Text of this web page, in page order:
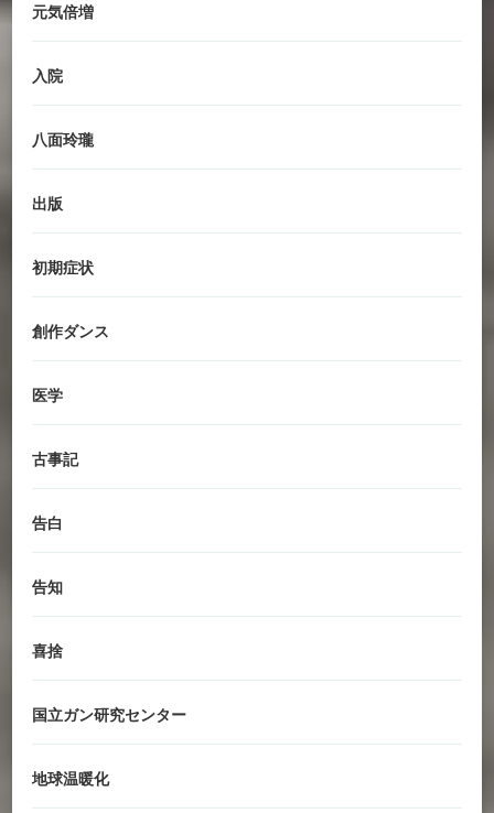
元気倍増
入院
八面玲瓏
出版
初期症状
創作ダンス
医学
古事記
告白
告知
喜捨
国立ガン研究センター
地球温暖化